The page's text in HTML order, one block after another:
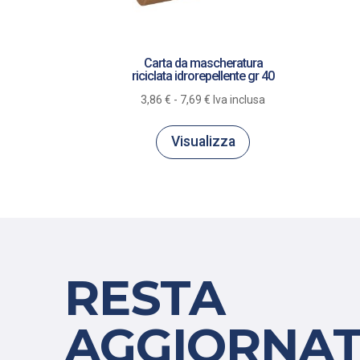
Carta da mascheratura
riciclata idrorepellente gr 40
3,86€ - 7,69€ Fascia
prezzo:
Iva inclusa
Visualizza
RESTA